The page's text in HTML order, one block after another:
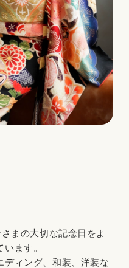
まの大切な記念日をよ
ます。
ディング、和装、洋装な